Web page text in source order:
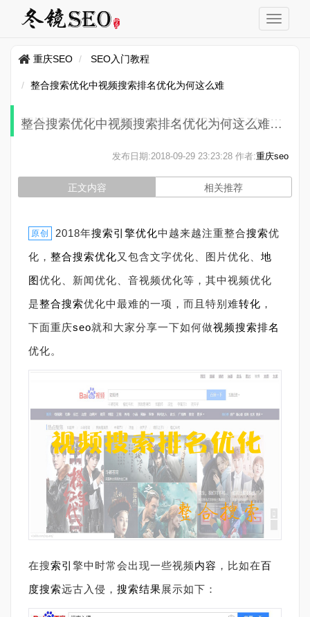
重庆SEO SEO入门教程
整合搜索优化中视频搜索排名优化为何这么难
整合搜索优化中视频搜索排名优化为何这么难
发布日期:2018-09-29 23:23:28 作者:重庆seo
正文内容 相关推荐
原创 2018年搜索引擎优化中越来越注重整合搜索优
化， 整合搜索优化又包含文字优化、图片优化、 地
图优化、新闻优化、音视频优化等，其中视频优化
是整合搜索优化中最难的一项，而且特别难转化 ，
下面重庆seo就和大家分享一下如何做视频搜索排名
优化。
在搜索引 擎中时常会出现一些视频内容 ，比如在百
度搜索远古入侵， 搜索结果展示如下：